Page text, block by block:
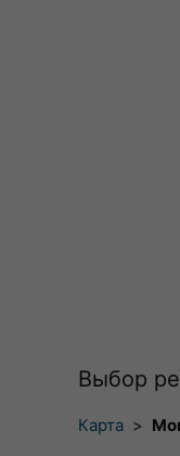
Выбор
Карта >